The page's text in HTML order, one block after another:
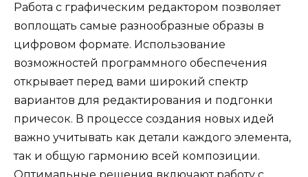
Работа с графическим редактором позволяет
воплощать самые разнообразные образы в
цифровом формате. Использование
возможностей программного обеспечения
открывает перед вами широкий спектр
вариантов для редактирования и подгонки
причесок. В процессе создания новых идей
важно учитывать как детали каждого элемента,
так и общую гармонию всей композиции.